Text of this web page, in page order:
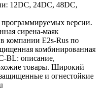
12DC, 24DC, 48DC,
программируемых версии.
сирена-маяк
компании E2s-Rus по
комбинированная
BL: описание,
товары. Широкий
и огнестойкие